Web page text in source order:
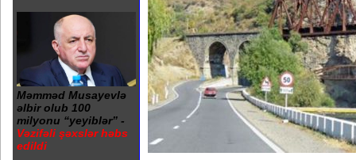
Məmməd Musayevlə
əlbir olub 100
milyonu “yeyiblər” -
Vəzifəli şəxslər həbs
edildi